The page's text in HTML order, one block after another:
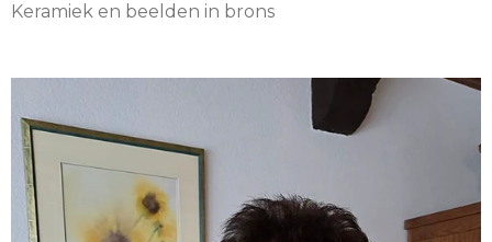
Keramiek en beelden in brons